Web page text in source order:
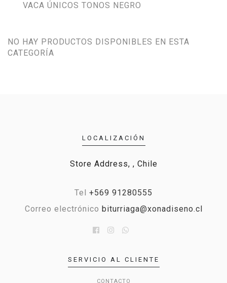
VACA ÚNICOS TONOS NEGRO
NO HAY PRODUCTOS DISPONIBLES EN ESTA
CATEGORÍA
LOCALIZACIÓN
Store Address, , Chile
Tel +569 91280555
Correo electrónico biturriaga@xonadiseno.cl
SERVICIO AL CLIENTE
CONTACTO